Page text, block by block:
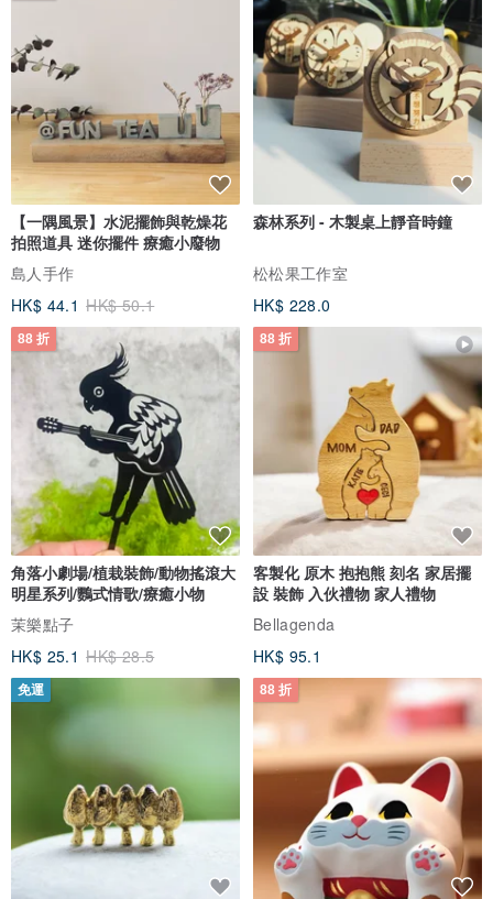
【一隅風景】水泥擺飾與乾燥花
拍照道具 迷你擺件 療癒小廢物
島人手作
HK$ 44.1 HK$ 50.1
森林系列 - 木製桌上靜音時鐘
松松果工作室
HK$ 228.0
88 折
角落小劇場/植栽裝飾/動物搖滾大
明星系列/鸚式情歌/療癒小物
茉樂點子
HK$ 25.1 HK$ 28.5
88 折
客製化 原木 抱抱熊 刻名 家居擺
設 裝飾 入伙禮物 家人禮物
Bellagenda
HK$ 95.1
免運 88 折